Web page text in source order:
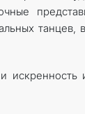
танцев,